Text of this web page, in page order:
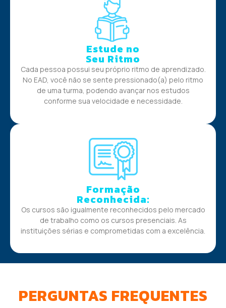
Estude no
Seu Ritmo
Cada pessoa possui seu próprio ritmo de aprendizado.
No EAD, você não se sente pressionado(a) pelo ritmo
de uma turma, podendo avançar nos estudos
conforme sua velocidade e necessidade.
Formação
Reconhecida:
Os cursos são igualmente reconhecidos pelo mercado
de trabalho como os cursos presenciais. As
instituições sérias e comprometidas com a excelência.
PERGUNTAS FREQUENTES